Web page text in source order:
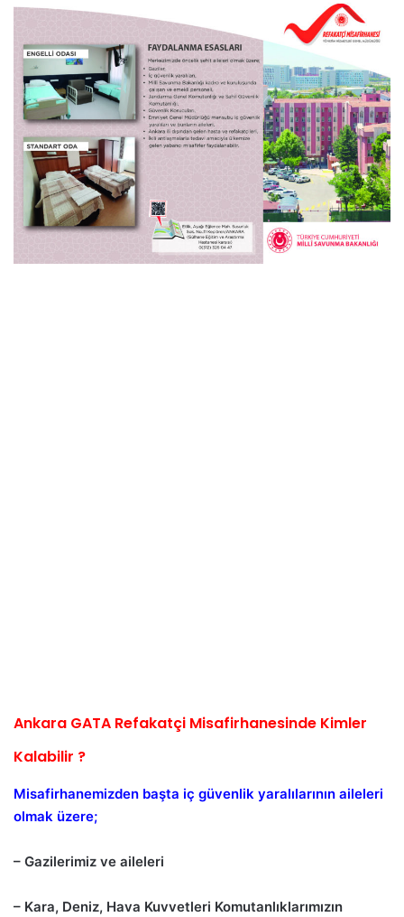
Ankara GATA Refakatçi Misafirhanesinde Kimler
Kalabilir ?
Misafirhanemizden başta iç güvenlik yaralılarının aileleri
olmak üzere;
– Gazilerimiz ve aileleri
– Kara, Deniz, Hava Kuvvetleri Komutanlıklarımızın